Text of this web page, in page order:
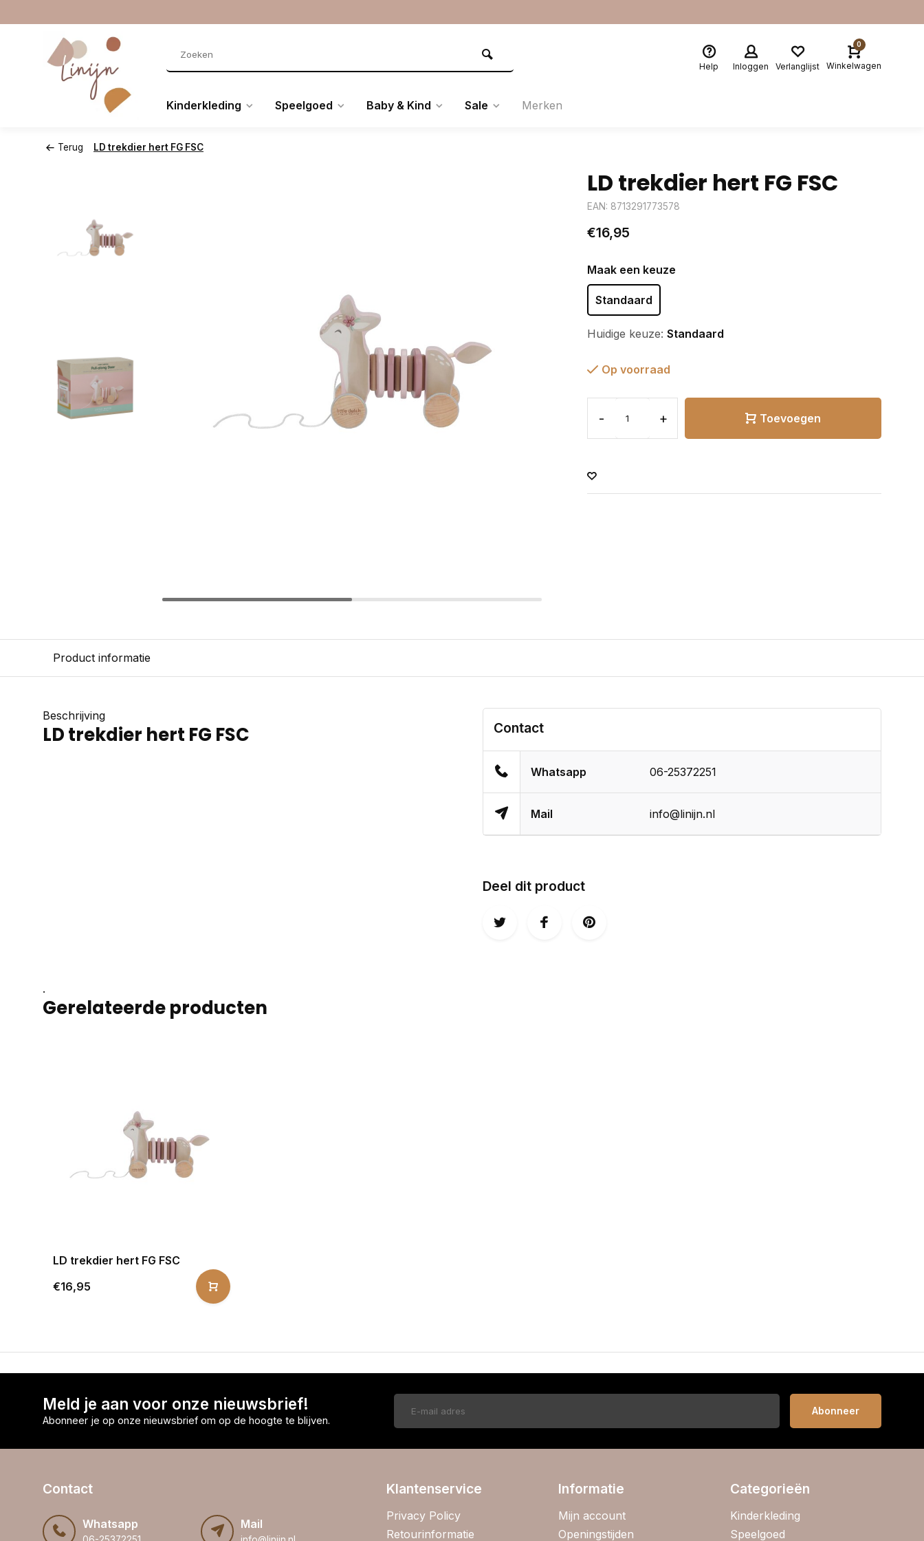
Help Inloggen Verlanglijst
0
Winkelwagen
Kinderkleding Speelgoed Baby & Kind Sale Merken
Terug LD trekdier hert FG FSC
LD trekdier hert FG FSC
EAN: 8713291773578
€16,95
Maak een keuze
Standaard
Huidige keuze: Standaard
Op voorraad
- + Toevoegen
Product informatie
Beschrijving
LD trekdier hert FG FSC Contact
Whatsapp 06-25372251
Mail info@linijn.nl
Deel dit product
.
Gerelateerde producten
LD trekdier hert FG FSC
€16,95
Meld je aan voor onze nieuwsbrief!
Abonneer je op onze nieuwsbrief om op de hoogte te blijven.
Abonneer
Contact
Whatsapp Mail
Klantenservice
Privacy Policy
Retourinformatie
Informatie
Mijn account
Openingstijden
Categorieën
Kinderkleding
Speelgoed